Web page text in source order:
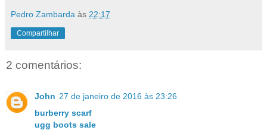
Pedro Zambarda às 22:17
Compartilhar
2 comentários:
John 27 de janeiro de 2016 às 23:26
burberry scarf
ugg boots sale